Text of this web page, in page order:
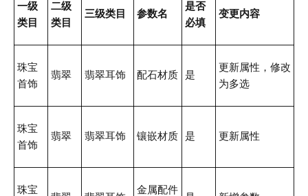
一级
类目
二级
类目
三级类目 参数名
是否
必填
变更内容
珠宝
首饰
翡翠 翡翠耳饰 配石材质 是
更新属性，修改
为多选
珠宝
首饰
翡翠 翡翠耳饰 镶嵌材质 是 更新属性
珠宝
金属配件